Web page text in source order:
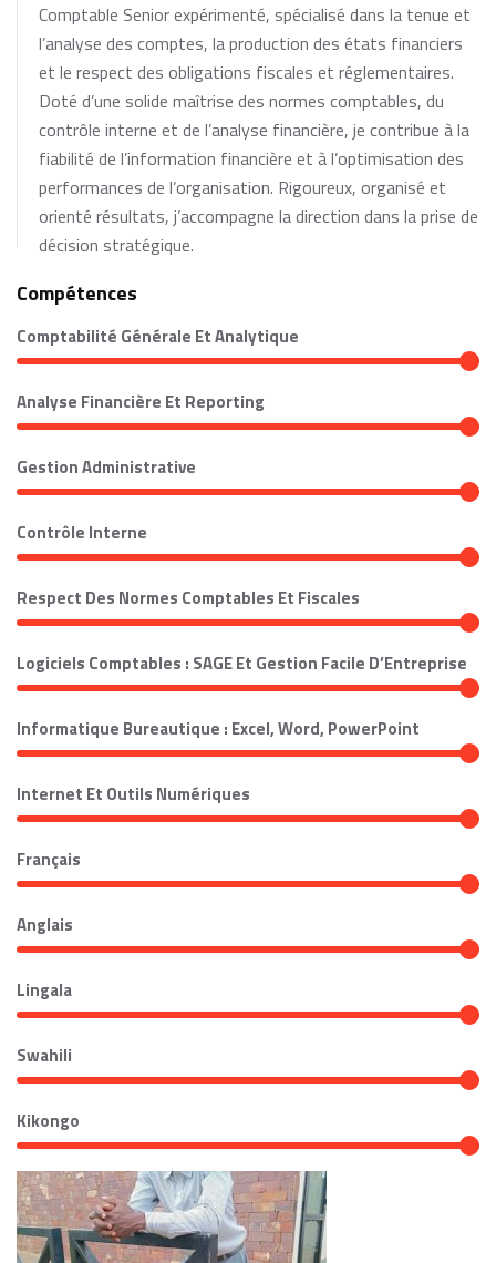
Comptable Senior expérimenté, spécialisé dans la tenue et
l’analyse des comptes, la production des états financiers
et le respect des obligations fiscales et réglementaires.
Doté d’une solide maîtrise des normes comptables, du
contrôle interne et de l’analyse financière, je contribue à la
fiabilité de l’information financière et à l’optimisation des
performances de l’organisation. Rigoureux, organisé et
orienté résultats, j’accompagne la direction dans la prise de
décision stratégique.
Compétences
Comptabilité Générale Et Analytique
Analyse Financière Et Reporting
Gestion Administrative
Contrôle Interne
Respect Des Normes Comptables Et Fiscales
Logiciels Comptables : SAGE Et Gestion Facile D’Entreprise
Informatique Bureautique : Excel, Word, PowerPoint
Internet Et Outils Numériques
Français
Anglais
Lingala
Swahili
Kikongo